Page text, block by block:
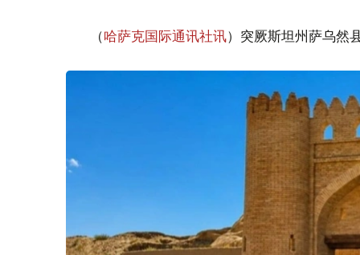
（哈萨克国际通讯社讯）突厥斯坦州萨乌然